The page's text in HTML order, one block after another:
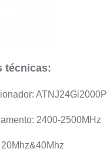
técnicas:
ATNJ24Gi2000P
2400-2500MHz